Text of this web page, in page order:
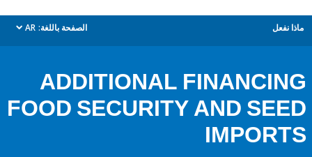
الصفحة باللغة: AR
dropdown
ADDITIONAL
FOOD SECURITY AND